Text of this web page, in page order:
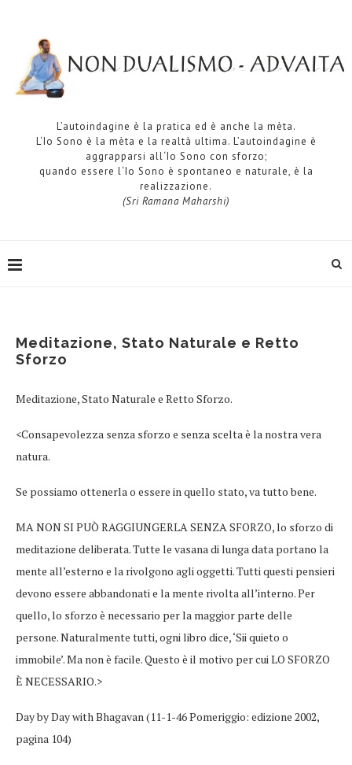
L’autoindagine è la pratica ed è anche la mèta.
L‘Io Sono è la mèta e la realtà ultima. L’autoindagine è
aggrapparsi all‘Io Sono con sforzo;
quando essere l‘Io Sono è spontaneo e naturale, è la
realizzazione.
(Sri Ramana Maharshi)
Meditazione, Stato Naturale e Retto
Sforzo
Meditazione, Stato Naturale e Retto Sforzo.
<Consapevolezza senza sforzo e senza scelta è la nostra vera
natura.
Se possiamo ottenerla o essere in quello stato, va tutto bene.
MA NON SI PUÒ RAGGIUNGERLA SENZA SFORZO, lo sforzo di
meditazione deliberata. Tutte le vasana di lunga data portano la
mente all’esterno e la rivolgono agli oggetti. Tutti questi pensieri
devono essere abbandonati e la mente rivolta all’interno. Per
quello, lo sforzo è necessario per la maggior parte delle
persone. Naturalmente tutti, ogni libro dice, ‘Sii quieto o
immobile’. Ma non è facile. Questo è il motivo per cui LO SFORZO
È NECESSARIO.>
Day by Day with Bhagavan (11-1-46 Pomeriggio: edizione 2002,
pagina 104)